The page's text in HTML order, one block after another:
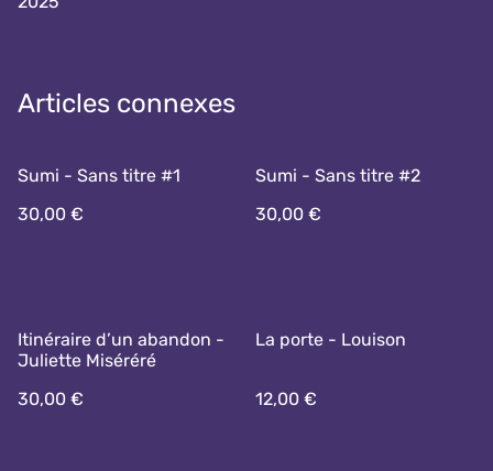
Articles connexes
Sumi - Sans titre #1
30,00 €
Sumi - Sans titre #2
30,00 €
Itinéraire d’un abandon -
Juliette Miséréré
30,00 €
La porte - Louison
12,00 €